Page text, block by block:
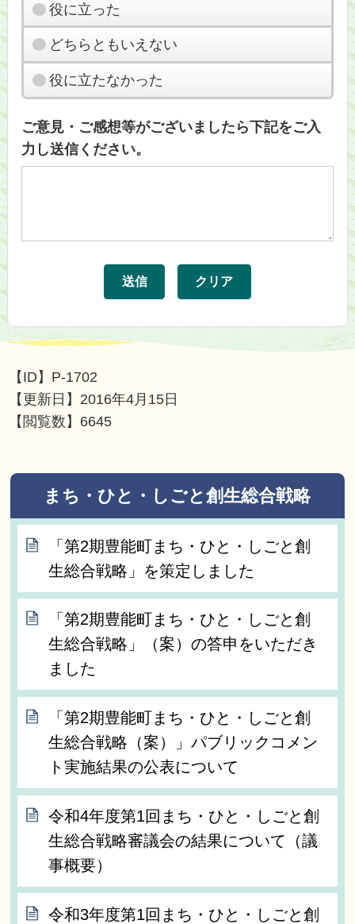
役に立った
どちらともいえない
役に立たなかった
ご意見・ご感想等がございましたら下記をご入
力し送信ください。
【ID】 P-1702
【更新日】 2016年4月15日
【閲覧数】 6645
まち・ひと・しごと創生総合戦略
「第2期豊能町まち・ひと・しごと創
生総合戦略」を策定しました
「第2期豊能町まち・ひと・しごと創
生総合戦略」（案）の答申をいただき
ました
「第2期豊能町まち・ひと・しごと創
生総合戦略（案）」パブリックコメン
ト実施結果の公表について
令和4年度第1回まち・ひと・しごと創
生総合戦略審議会の結果について（議
事概要）
令和3年度第1回まち・ひと・しごと創